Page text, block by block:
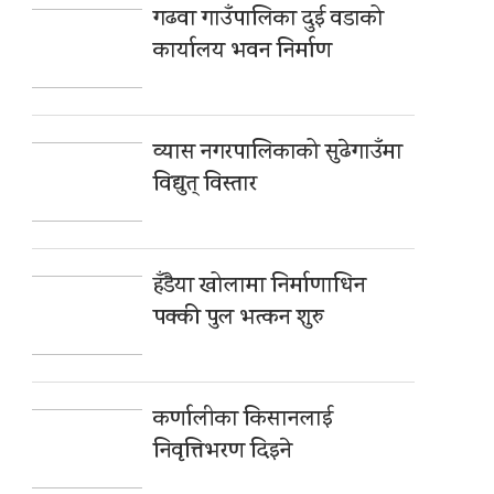
गढवा गाउँपालिका दुई वडाको
कार्यालय भवन निर्माण
व्यास नगरपालिकाको सुढेगाउँमा
विद्युत् विस्तार
हँडैया खोलामा निर्माणाधिन
पक्की पुल भत्कन शुरु
कर्णालीका किसानलाई
निवृत्तिभरण दिइने